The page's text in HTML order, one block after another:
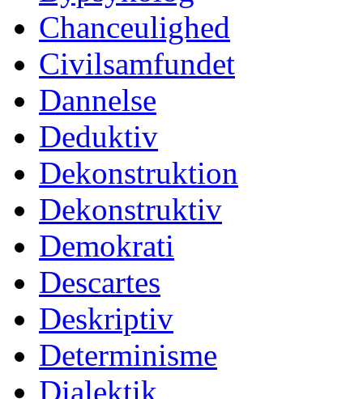
Chanceulighed
Civilsamfundet
Dannelse
Deduktiv
Dekonstruktion
Dekonstruktiv
Demokrati
Descartes
Deskriptiv
Determinisme
Dialektik